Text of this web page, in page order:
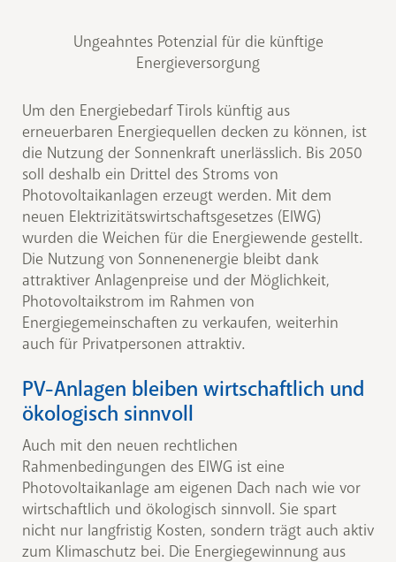
Ungeahntes Potenzial für die künftige
Energieversorgung
Um den Energiebedarf Tirols künftig aus
erneuerbaren Energiequellen decken zu können, ist
die Nutzung der Sonnenkraft unerlässlich. Bis 2050
soll deshalb ein Drittel des Stroms von
Photovoltaikanlagen erzeugt werden. Mit dem
neuen Elektrizitätswirtschaftsgesetzes (ElWG)
wurden die Weichen für die Energiewende gestellt.
Die Nutzung von Sonnenenergie bleibt dank
attraktiver Anlagenpreise und der Möglichkeit,
Photovoltaikstrom im Rahmen von
Energiegemeinschaften zu verkaufen, weiterhin
auch für Privatpersonen attraktiv.
PV-Anlagen bleiben wirtschaftlich und
ökologisch sinnvoll
Auch mit den neuen rechtlichen
Rahmenbedingungen des ElWG ist eine
Photovoltaikanlage am eigenen Dach nach wie vor
wirtschaftlich und ökologisch sinnvoll. Sie spart
nicht nur langfristig Kosten, sondern trägt auch aktiv
zum Klimaschutz bei. Die Energiegewinnung aus